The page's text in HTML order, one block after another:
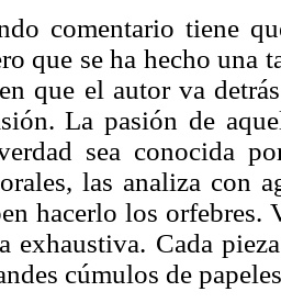
comentario tiene
que se ha hecho una
que el autor va
La pasión de
sea conocida
las analiza con
hacerlo los orfebres.
exhaustiva. Cada
cúmulos de